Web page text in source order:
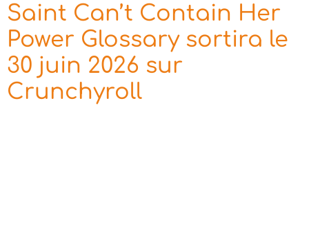
Saint Can’t Contain Her
Power Glossary sortira le
30 juin 2026 sur
Crunchyroll